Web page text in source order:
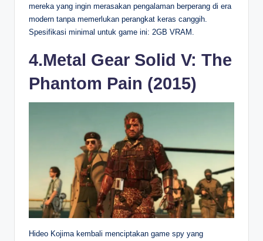
mereka yang ingin merasakan pengalaman berperang di era
modern tanpa memerlukan perangkat keras canggih.
Spesifikasi minimal untuk game ini: 2GB VRAM.
4.Metal Gear Solid V: The
Phantom Pain (2015)
Hideo Kojima kembali menciptakan game spy yang